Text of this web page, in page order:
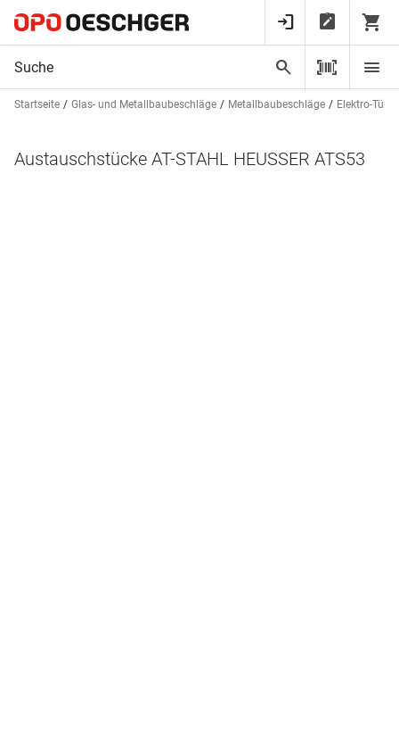
Startseite Glas- und Metallbaubeschläge Metallbaubeschläge Elektro-
Austauschstücke AT-STAHL HEUSSER ATS53